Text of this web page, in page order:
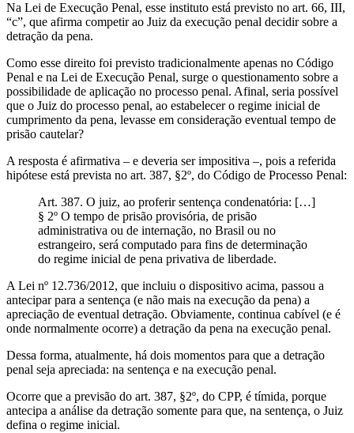
Na Lei de Execução Penal, esse instituto está previsto no art. 66, III,
“c”, que afirma competir ao Juiz da execução penal decidir sobre a
detração da pena.
Como esse direito foi previsto tradicionalmente apenas no Código
Penal e na Lei de Execução Penal, surge o questionamento sobre a
possibilidade de aplicação no processo penal. Afinal, seria possível
que o Juiz do processo penal, ao estabelecer o regime inicial de
cumprimento da pena, levasse em consideração eventual tempo de
prisão cautelar?
A resposta é afirmativa – e deveria ser impositiva –, pois a referida
hipótese está prevista no art. 387, §2º, do Código de Processo Penal:
Art. 387. O juiz, ao proferir sentença condenatória: […]
§ 2º O tempo de prisão provisória, de prisão
administrativa ou de internação, no Brasil ou no
estrangeiro, será computado para fins de determinação
do regime inicial de pena privativa de liberdade.
A Lei nº 12.736/2012, que incluiu o dispositivo acima, passou a
antecipar para a sentença (e não mais na execução da pena) a
apreciação de eventual detração. Obviamente, continua cabível (e é
onde normalmente ocorre) a detração da pena na execução penal.
Dessa forma, atualmente, há dois momentos para que a detração
penal seja apreciada: na sentença e na execução penal.
Ocorre que a previsão do art. 387, §2º, do CPP, é tímida, porque
antecipa a análise da detração somente para que, na sentença, o Juiz
defina o regime inicial.